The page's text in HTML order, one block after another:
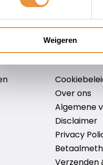
Weigeren
Alles voor uw
Over ons
Algemene
Disclaimer
Privacy
Verzenden